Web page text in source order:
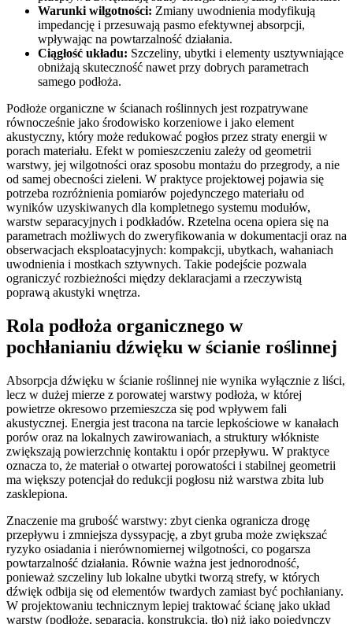
Warunki wilgotności: Zmiany uwodnienia modyfikują
impedancję i przesuwają pasmo efektywnej absorpcji,
wpływając na powtarzalność działania.
Ciągłość układu: Szczeliny, ubytki i elementy usztywniające
obniżają skuteczność nawet przy dobrych parametrach
samego podłoża.
Podłoże organiczne w ścianach roślinnych jest rozpatrywane
równocześnie jako środowisko korzeniowe i jako element
akustyczny, który może redukować pogłos przez straty energii w
porach materiału. Efekt w pomieszczeniu zależy od geometrii
warstwy, jej wilgotności oraz sposobu montażu do przegrody, a nie
od samej obecności zieleni. W praktyce projektowej pojawia się
potrzeba rozróżnienia pomiarów pojedynczego materiału od
wyników uzyskiwanych dla kompletnego systemu modułów,
warstw separacyjnych i podkładów. Rzetelna ocena opiera się na
parametrach możliwych do zweryfikowania w dokumentacji oraz na
obserwacjach eksploatacyjnych: kompakcji, ubytkach, wahaniach
uwodnienia i mostkach sztywnych. Takie podejście pozwala
ograniczyć rozbieżności między deklaracjami a rzeczywistą
poprawą akustyki wnętrza.
Rola podłoża organicznego w
pochłanianiu dźwięku w ścianie roślinnej
Absorpcja dźwięku w ścianie roślinnej nie wynika wyłącznie z liści,
lecz w dużej mierze z porowatej warstwy podłoża, w której
powietrze okresowo przemieszcza się pod wpływem fali
akustycznej. Energia jest tracona na tarcie lepkościowe w kanałach
porów oraz na lokalnych zawirowaniach, a struktury włókniste
zwiększają powierzchnię kontaktu i opór przepływu. W praktyce
oznacza to, że materiał o otwartej porowatości i stabilnej geometrii
ma większy potencjał do redukcji pogłosu niż warstwa zbita lub
zasklepiona.
Znaczenie ma grubość warstwy: zbyt cienka ogranicza drogę
przepływu i zmniejsza dyssypację, a zbyt gruba może zwiększać
ryzyko osiadania i nierównomiernej wilgotności, co pogarsza
powtarzalność działania. Równie ważna jest jednorodność,
ponieważ szczeliny lub lokalne ubytki tworzą strefy, w których
dźwięk odbija się od elementów twardych zamiast być pochłaniany.
W projektowaniu technicznym lepiej traktować ścianę jako układ
warstw (podłoże, separacja, konstrukcja, tło) niż jako pojedynczy